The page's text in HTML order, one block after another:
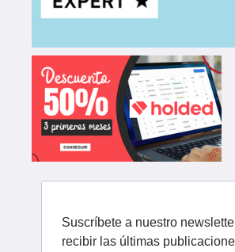
Suscríbete a nuestro
recibir las últimas